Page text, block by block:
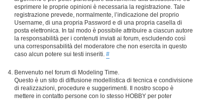
esprimere le proprie opinioni è necessaria la registrazione. Tale
registrazione prevede, normalmente, l’indicazione del proprio
Username, di una propria Password e di una propria casella di
posta elettronica. In tal modo è possibile attribuire a ciascun autore
la responsabilità per i contenuti inviati ai forum, escludendo così
una corresponsabilità del moderatore che non esercita in questo
caso alcun potere sui testi inseriti. #
Benvenuto nel forum di Modeling Time.
Questo è un sito di diffusione modellistica di tecnica e condivisione
di realizzazioni, procedure e suggerimenti. Il nostro scopo è
mettere in contatto persone con lo stesso HOBBY per poter